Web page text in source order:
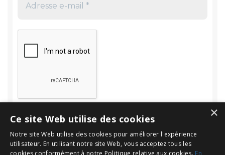
×
Ce site Web utilise des cookies
Notre site Web utilise des cookies pour améliorer l'expérience
utilisateur. En utilisant notre site Web, vous acceptez tous les
cookies conformément à notre Politique relative aux cookies. En